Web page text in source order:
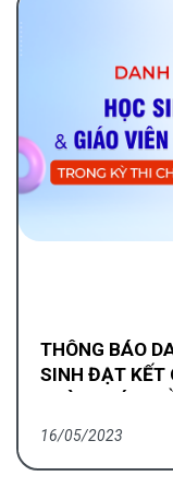
THÔNG BÁO
SINH ĐẠT KẾT
THÀNH TÍCH
HSG CẤP
16/05/2023